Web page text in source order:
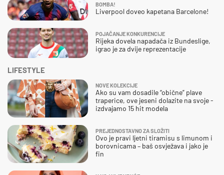
BOMBA!
Liverpool doveo kapetana Barcelone!
POJAČANJE KONKURENCIJE
Rijeka dovela napadača iz Bundeslige,
igrao je za dvije reprezentacije
LIFESTYLE
NOVE KOLEKCIJE
Ako su vam dosadile “obične” plave
traperice, ove jeseni dolazite na svoje -
izdvajamo 15 hit modela
PREJEDNOSTAVNO ZA SLOŽITI
Ovo je pravi ljetni tiramisu s limunom i
borovnicama – baš osvježava i jako je
fin